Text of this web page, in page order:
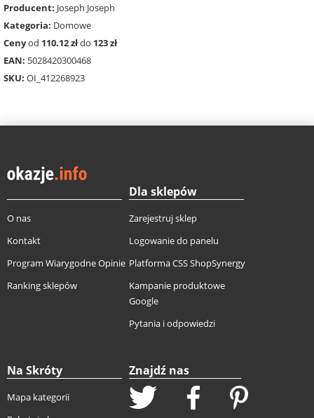
Producent: Joseph Joseph
Kategoria: Domowe
Cenyod 110.12 złdo 123 zł
EAN: 5028420300468
SKU: OI_412268923
O nas
Kontakt
Program Wiarygodne Opinie
Ranking sklepów
Dla sklepów
Zarejestruj sklep
Logowanie do panelu
Platforma CSS ShopSynergy
Kampanie produktowe
Google
Pytania i odpowiedzi
Na Skróty
Mapa kategorii
Znajdź nas